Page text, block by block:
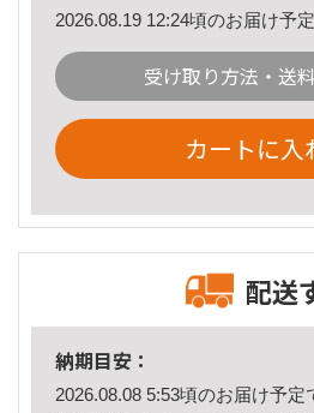
2026.08.19 12:24頃のお届け予定
受け取り方法・送
カートに入
配送
納期目安：
2026.08.08 5:53頃のお届け予定